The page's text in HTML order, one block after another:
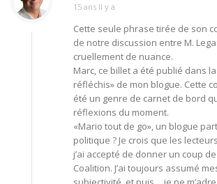
15 ans Il y a
Cette seule phrase tirée de son
de notre discussion entre M.
cruellement de nuance.
Marc, ce billet a été publié dans
réfléchis» de mon blogue. Cette
été un genre de carnet de bord
réflexions du moment.
«Mario tout de go», un blogue
politique ? Je crois que les
j’ai accepté de donner un coup
Coalition. J’ai toujours assumé